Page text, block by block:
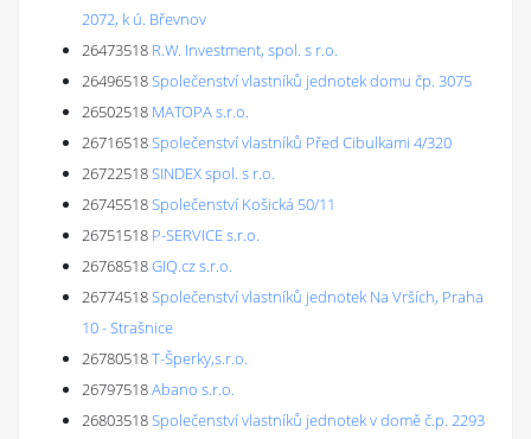
2072, k ú. Břevnov
26473518 R.W. Investment, spol. s r.o.
26496518Společenství vlastníků jednotek domu čp. 3075
26502518 MATOPA s.r.o.
26716518Společenství vlastníků Před Cibulkami 4/320
26722518SINDEX spol. s r.o.
26745518Společenství Košická 50/11
26751518 P-SERVICE s.r.o.
26768518GIQ.cz s.r.o.
26774518Společenství vlastníků jednotek Na Vrších, Praha
10 - Strašnice
26780518T-Šperky,s.r.o.
26797518Abano s.r.o.
26803518Společenství vlastníků jednotek v domě č.p. 2293